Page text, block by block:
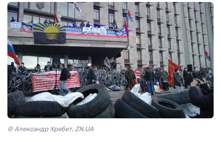
© Александр Хребет, ZN.UA